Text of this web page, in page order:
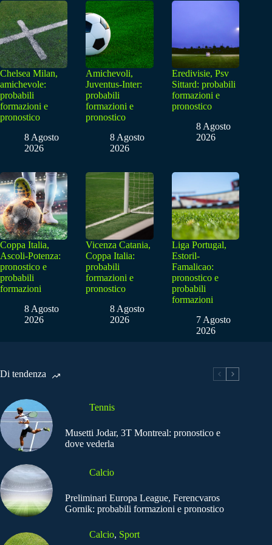
Chelsea Milan,
amichevole:
probabili
formazioni e
pronostico
8 Agosto
2026
Amichevoli,
Juventus-Inter:
probabili
formazioni e
pronostico
8 Agosto
2026
Eredivisie, Psv
Sittard: probabili
formazioni e
pronostico
8 Agosto
2026
Coppa Italia,
Ascoli-Potenza:
pronostico e
probabili
formazioni
8 Agosto
2026
Vicenza Catania,
Coppa Italia:
probabili
formazioni e
pronostico
8 Agosto
2026
Liga Portugal,
Estoril-
Famalicao:
pronostico e
probabili
formazioni
7 Agosto
2026
Di tendenza
Tennis
Musetti Jodar, 3T Montreal: pronostico e
dove vederla
Calcio
Preliminari Europa League, Ferencvaros
Gornik: probabili formazioni e pronostico
Calcio, Sport